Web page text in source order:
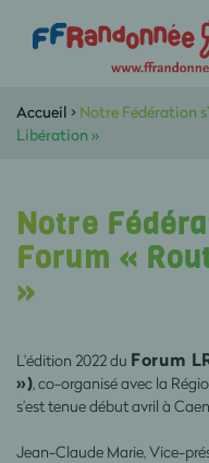
Accueil > Notre Fédération
Libération »
Notre
Forum «
»
L'édition 2022 du Forum
»), co-organisé avec la
s’est tenue début avril à
Jean-Claude Marie, Vice-